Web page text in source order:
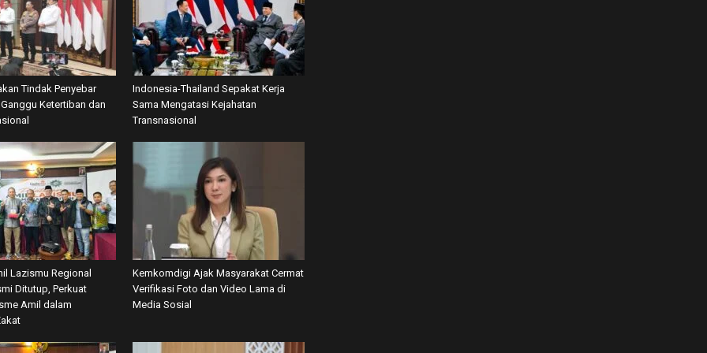
Tindak Penyebar
Ketertiban dan
Indonesia-Thailand Sepakat Kerja
Sama Mengatasi Kejahatan
Transnasional
Lazismu Regional
Ditutup, Perkuat
Amil dalam
Kemkomdigi Ajak Masyarakat Cermat
Verifikasi Foto dan Video Lama di
Media Sosial